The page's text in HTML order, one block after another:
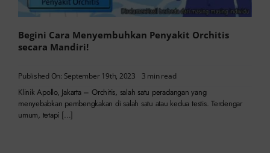
Begini Cara Menyembuhkan Penyakit Orchitis
secara Mandiri!
Published On: September 19th, 2023 3 min read
Klinik Apollo, Jakarta – Orchitis, salah satu peradangan yang
menyebabkan pembengkakan di salah satu atau kedua testis. Terdengar
umum, tetapi […]